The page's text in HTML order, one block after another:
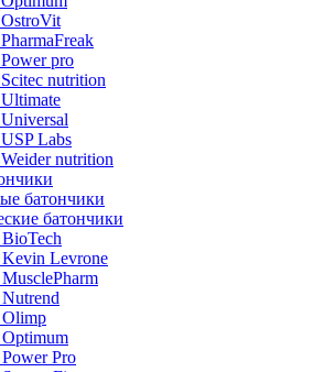
pro
nutrition
Labs
nutrition
батончики
батончики
Levrone
Pro